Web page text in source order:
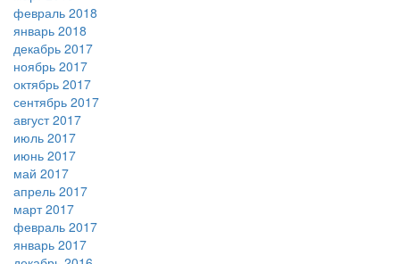
февраль 2018
январь 2018
декабрь 2017
ноябрь 2017
октябрь 2017
сентябрь 2017
август 2017
июль 2017
июнь 2017
май 2017
апрель 2017
март 2017
февраль 2017
январь 2017